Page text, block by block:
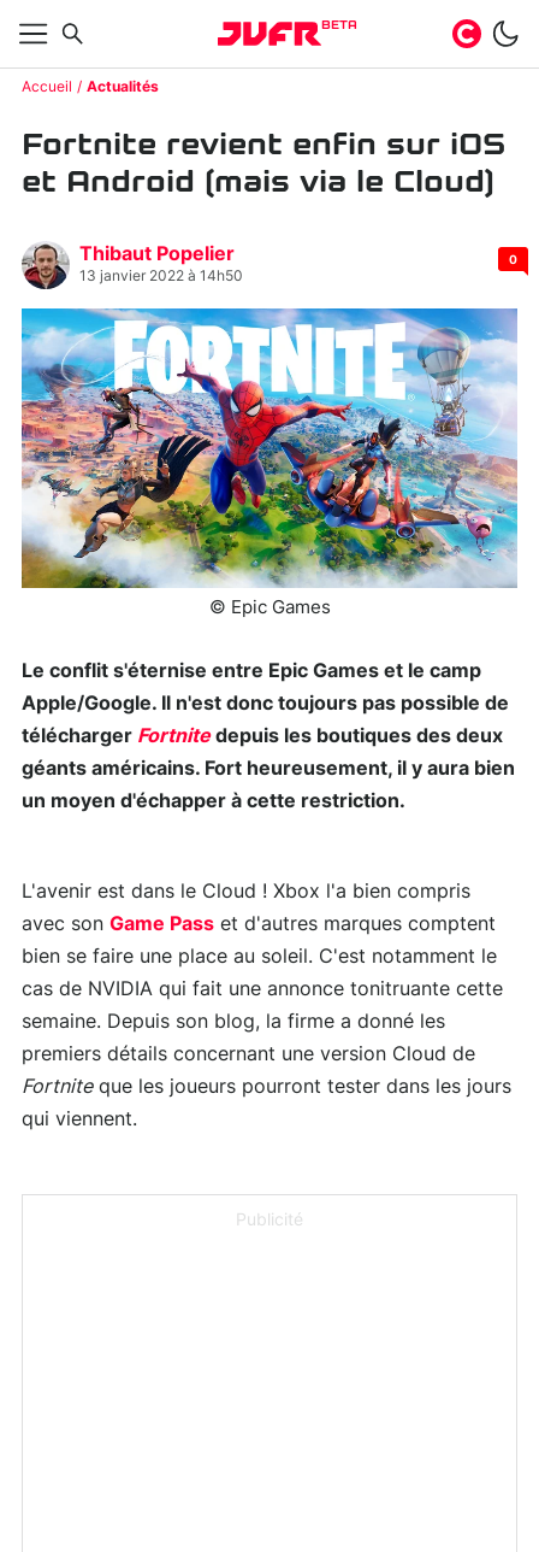
BETA
Accueil Actualités
Fortnite revient enfin sur iOS
et Android (mais via le Cloud)
Thibaut Popelier
13 janvier 2022 à 14h50
0
© Epic Games
Le conflit s'éternise entre Epic Games et le camp
Apple/Google. Il n'est donc toujours pas possible de
télécharger Fortnitedepuis les boutiques des deux
géants américains. Fort heureusement, il y aura bien
un moyen d'échapper à cette restriction.
L'avenir est dans le Cloud ! Xbox l'a bien compris
avec son Game Pass et d'autres marques comptent
bien se faire une place au soleil. C'est notamment le
cas de NVIDIA qui fait une annonce tonitruante cette
semaine. Depuis son blog, la firme a donné les
premiers détails concernant une version Cloud de
Fortniteque les joueurs pourront tester dans les jours
qui viennent.
Publicité